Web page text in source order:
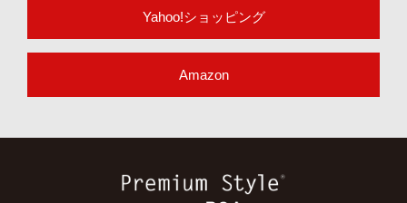
Yahoo!ショッピング
Amazon